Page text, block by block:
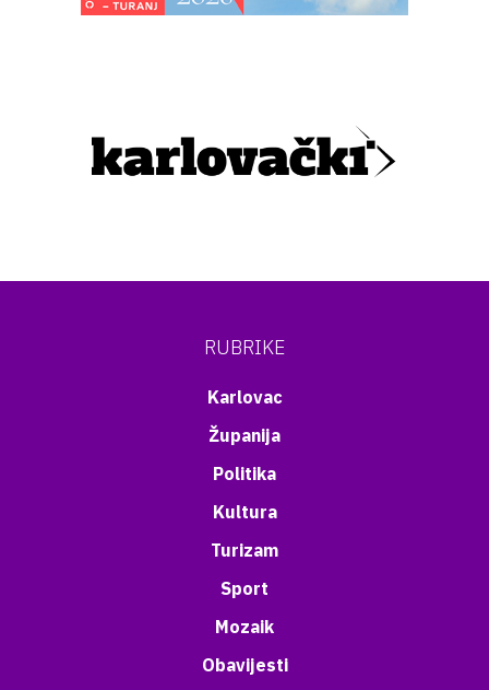
RUBRIKE
Karlovac
Županija
Politika
Kultura
Turizam
Sport
Mozaik
Obavijesti